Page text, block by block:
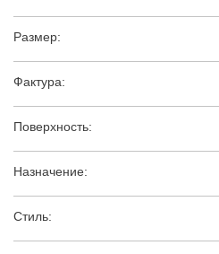
Размер:
Фактура:
Поверхность:
Назначение:
Стиль: